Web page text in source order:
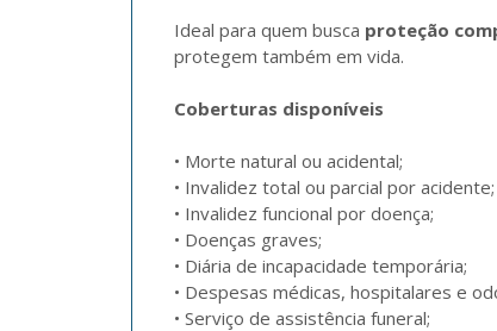
Ideal para quem busca proteção
protegem também em vida.
Coberturas disponíveis
• Morte natural ou acidental;
• Invalidez total ou parcial por acidente;
• Invalidez funcional por doença;
• Doenças graves;
• Diária de incapacidade temporária;
• Despesas médicas, hospitalares e
• Serviço de assistência funeral;